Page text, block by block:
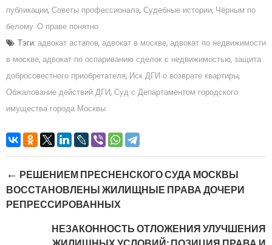
публикации, Советы профессионала, Судебные истории, Чёрным по
белому. О праве понятно
Тэги: адвокат астапов, адвокат в москве, адвокат по недвижимости
в москве, адвокат по оспариванию сделок с недвижимостью, защита
добросовестного приобретателя, Иск ДГИ о возврате квартиры,
Обжалование действий ДГИ, Суд с Департаментом городского
имущества города Москвы
Post navigation
← РЕШЕНИЕМ ПРЕСНЕНСКОГО СУДА МОСКВЫ
ВОССТАНОВЛЕНЫ ЖИЛИЩНЫЕ ПРАВА ДОЧЕРИ
РЕПРЕССИРОВАННЫХ
НЕЗАКОННОСТЬ ОТЛОЖЕНИЯ УЛУЧШЕНИЯ